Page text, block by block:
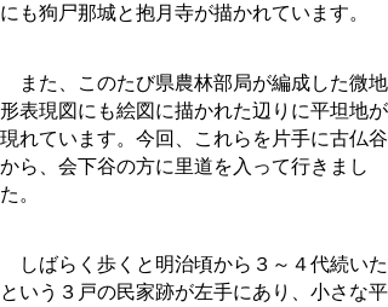
にも狗尸那城と抱月寺が描かれています。
また、このたび県農林部局が編成した微地
形表現図にも絵図に描かれた辺りに平坦地が
現れています。今回、これらを片手に古仏谷
から、会下谷の方に里道を入って行きまし
た。
しばらく歩くと明治頃から３～４代続いた
という３戸の民家跡が左手にあり、小さな平